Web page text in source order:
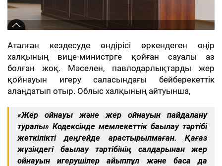
Аталған кездесуде өндірісі өркендеген өңір
халқының вице-министрге қойған сауалы аз
болған жоқ. Мәселен, павлодарлықтарды жер
қойнауын игеру саласындағы бейберекеттік
алаңдатып отыр. Облыс халқының айтуынша,
«Жер қойнауы және жер қойнауын пайдалану
туралы» Кодексінде мемлекеттік бақылау тәртібі
жеткілікті деңгейде қарастырылмаған.
Қағаз
жүзіндегі бақылау тәртібінің салдарынан жер
қойнауын игерушілер айыппұл және басқа да